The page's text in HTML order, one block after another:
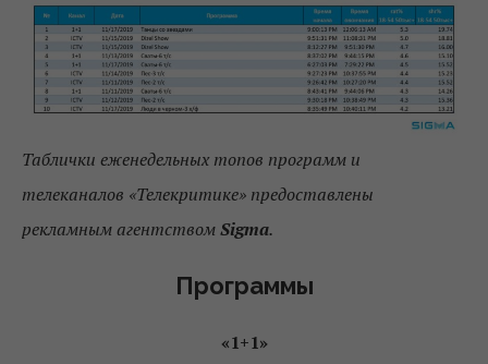
Таблички еженедельных топов программ и
телеканалов «Телекритике» предоставлены
рекламным агентствомSigmа.
Программы
«1+1»